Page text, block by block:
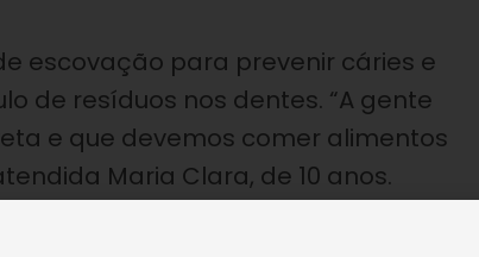
escovação para prevenir cáries e
de resíduos nos dentes. “A gente
e que devemos comer alimentos
Maria Clara, de 10 anos.